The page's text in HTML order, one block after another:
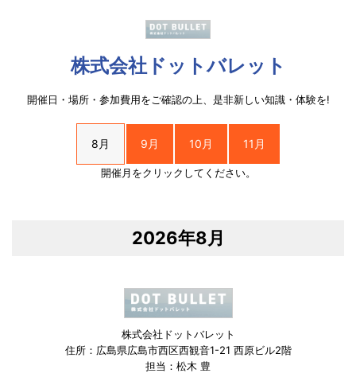
株式会社ドットバレット
開催日・場所・参加費用をご確認の上、是非新しい知識・体験を!
8月 9月 10月 11月
開催月をクリックしてください。
2026年8月
株式会社ドットバレット
住所：広島県広島市西区西観音1-21 西原ビル2階
担当：松木 豊